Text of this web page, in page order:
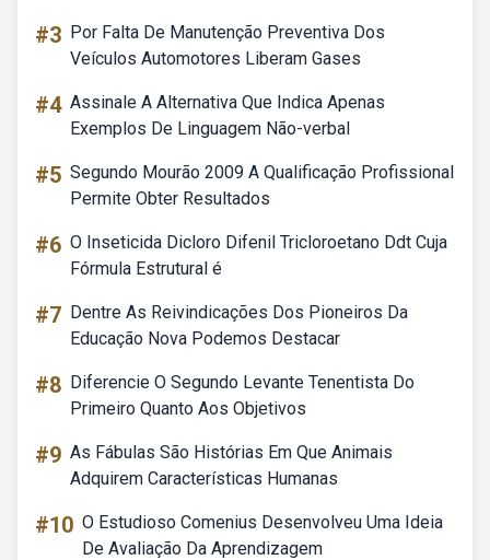
#3 Por Falta De Manutenção Preventiva Dos
Veículos Automotores Liberam Gases
#4 Assinale A Alternativa Que Indica Apenas
Exemplos De Linguagem Não-verbal
#5 Segundo Mourão 2009 A Qualificação Profissional
Permite Obter Resultados
#6 O Inseticida Dicloro Difenil Tricloroetano Ddt Cuja
Fórmula Estrutural é
#7 Dentre As Reivindicações Dos Pioneiros Da
Educação Nova Podemos Destacar
#8 Diferencie O Segundo Levante Tenentista Do
Primeiro Quanto Aos Objetivos
#9 As Fábulas São Histórias Em Que Animais
Adquirem Características Humanas
#10 O Estudioso Comenius Desenvolveu Uma Ideia
De Avaliação Da Aprendizagem